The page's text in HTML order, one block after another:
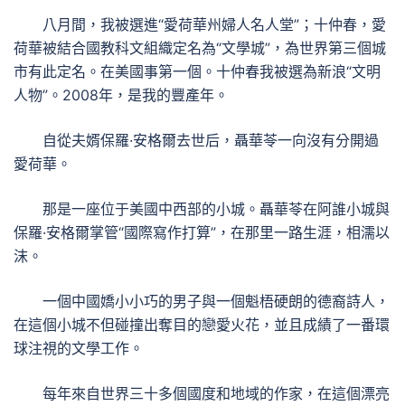
八月間，我被選進“愛荷華州婦人名人堂”；十仲春，愛
荷華被結合國教科文組織定名為“文學城”，為世界第三個城
市有此定名。在美國事第一個。十仲春我被選為新浪“文明
人物”。2008年，是我的豐產年。
自從夫婿保羅·安格爾去世后，聶華苓一向沒有分開過
愛荷華。
那是一座位于美國中西部的小城。聶華苓在阿誰小城與
保羅·安格爾掌管“國際寫作打算”，在那里一路生涯，相濡以
沫。
一個中國嬌小小巧的男子與一個魁梧硬朗的德裔詩人，
在這個小城不但碰撞出奪目的戀愛火花，並且成績了一番環
球注視的文學工作。
每年來自世界三十多個國度和地域的作家，在這個漂亮